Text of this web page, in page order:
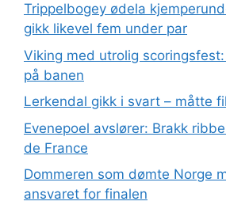
Trippelbogey ødela
gikk likevel fem under par
Viking med utrolig
på banen
Lerkendal gikk i svart – måtte
Evenepoel avslører: Brakk
de France
Dommeren som dømte Norge
ansvaret for finalen